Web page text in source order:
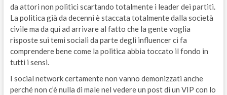
da attori non politici scartando totalmente i leader dei partiti.
La politica già da decenni è staccata totalmente dalla società
civile ma da qui ad arrivare al fatto che la gente voglia
risposte sui temi sociali da parte degli influencer ci fa
comprendere bene come la politica abbia toccato il fondo in
tutti i sensi.
I social network certamente non vanno demonizzati anche
perché non c’è nulla di male nel vedere un post di un VIP con lo